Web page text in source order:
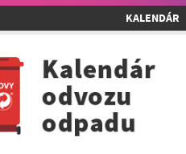
KALENDÁR